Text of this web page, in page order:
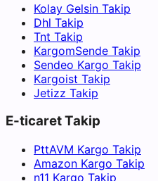
Kolay Gelsin Takip
Dhl Takip
Tnt Takip
KargomSende Takip
Sendeo Kargo Takip
Kargoist Takip
Jetizz Takip
E-ticaret Takip
PttAVM Kargo Takip
Amazon Kargo Takip
n11 Kargo Takip